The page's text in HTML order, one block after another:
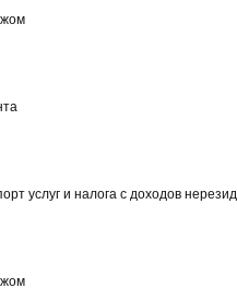
услуг и налога с доходов